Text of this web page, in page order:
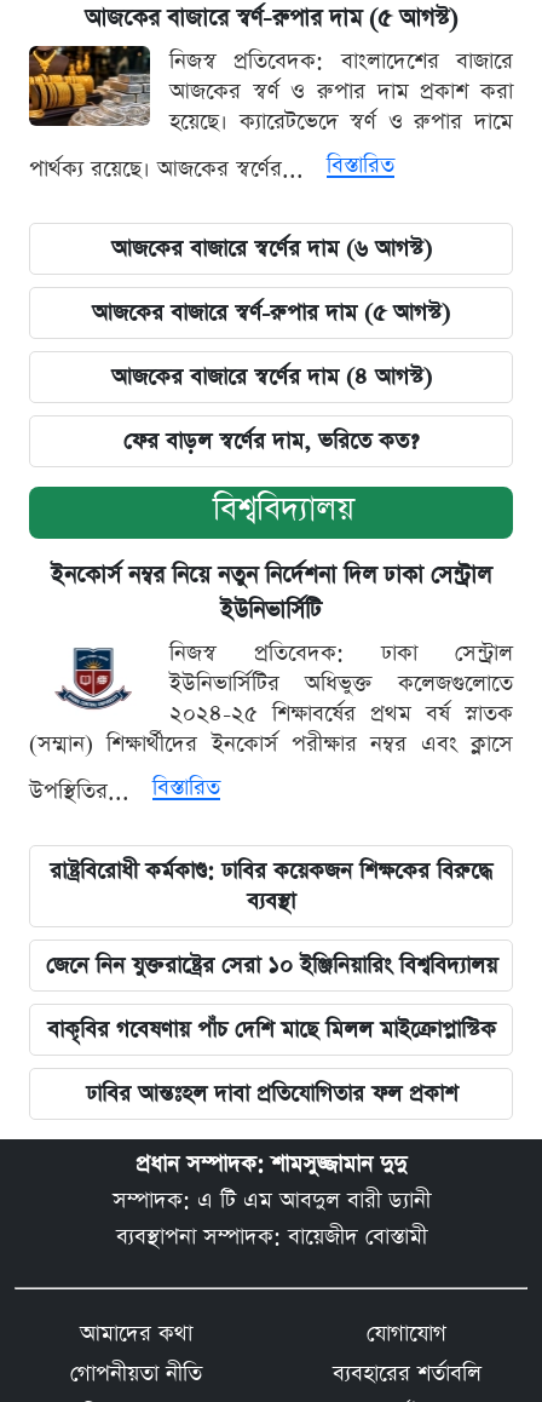
আজকের বাজারে স্বর্ণ-রুপার দাম (৫ আগস্ট)
নিজস্ব প্রতিবেদক: বাংলাদেশের বাজারে
আজকের স্বর্ণ ও রুপার দাম প্রকাশ করা
হয়েছে। ক্যারেটভেদে স্বর্ণ ও রুপার দামে
পার্থক্য রয়েছে। আজকের স্বর্ণের...
বিস্তারিত
আজকের বাজারে স্বর্ণের দাম (৬ আগস্ট)
আজকের বাজারে স্বর্ণ-রুপার দাম (৫ আগস্ট)
আজকের বাজারে স্বর্ণের দাম (৪ আগস্ট)
ফের বাড়ল স্বর্ণের দাম, ভরিতে কত?
বিশ্ববিদ্যালয়
ইনকোর্স নম্বর নিয়ে নতুন নির্দেশনা দিল ঢাকা সেন্ট্রাল
ইউনিভার্সিটি
নিজস্ব প্রতিবেদক: ঢাকা সেন্ট্রাল
ইউনিভার্সিটির অধিভুক্ত কলেজগুলোতে
২০২৪-২৫ শিক্ষাবর্ষের প্রথম বর্ষ স্নাতক
(সম্মান) শিক্ষার্থীদের ইনকোর্স পরীক্ষার নম্বর এবং ক্লাসে
উপস্থিতির...
বিস্তারিত
রাষ্ট্রবিরোধী কর্মকাণ্ড: ঢাবির কয়েকজন শিক্ষকের বিরুদ্ধে
ব্যবস্থা
জেনে নিন যুক্তরাষ্ট্রের সেরা ১০ ইঞ্জিনিয়ারিং বিশ্ববিদ্যালয়
বাকৃবির গবেষণায় পাঁচ দেশি মাছে মিলল মাইক্রোপ্লাস্টিক
ঢাবির আন্তঃহল দাবা প্রতিযোগিতার ফল প্রকাশ
প্রধান সম্পাদক: শামসুজ্জামান দুদু
সম্পাদক: এ টি এম আবদুল বারী ড্যানী
ব্যবস্থাপনা সম্পাদক: বায়েজীদ বোস্তামী
আমাদের কথা
যোগাযোগ
গোপনীয়তা নীতি
ব্যবহারের শর্তাবলি